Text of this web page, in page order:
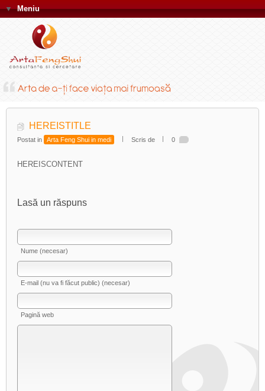
▼Meniu
HEREISTITLE
Postat in Arta Feng Shui in medi Scris de 0
HEREISCONTENT
Lasă un răspuns
Nume (necesar)
E-mail (nu va fi făcut public) (necesar)
Pagină web